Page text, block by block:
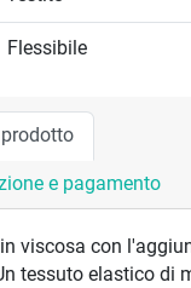
Flessibile
e pagamento
viscosa con
tessuto elastico di